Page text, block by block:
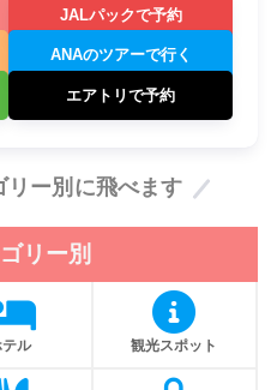
JALパックで予約
ANAのツアーで行く
エアトリで予約
リー別に飛べます
リー別
ル 観光スポット